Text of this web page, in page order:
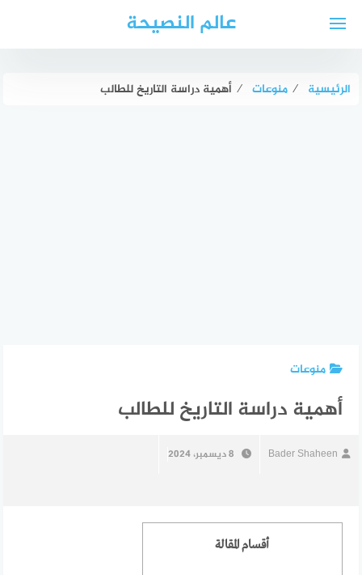
عالم النصيحة
الرئيسية ⁄ منوعات ⁄ أهمية دراسة التاريخ للطالب
منوعات
أهمية دراسة التاريخ للطالب
Bader Shaheen 8 ديسمبر، 2024
أقسام المقالة